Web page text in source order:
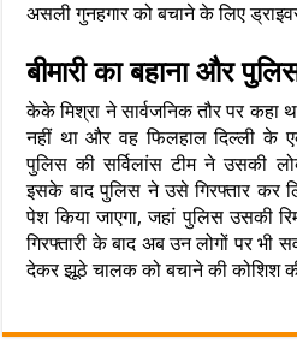
असली गुनहगार को बचाने के लिए
बीमारी का बहाना और
केके मिश्रा ने सार्वजनिक तौर पर कहा
नहीं था और वह फिलहाल दिल्ली के
पुलिस की सर्विलांस टीम ने उसकी
इसके बाद पुलिस ने उसे गिरफ्तार कर
पेश किया जाएगा, जहां पुलिस उसकी
गिरफ्तारी के बाद अब उन लोगों पर भी
देकर झूठे चालक को बचाने की कोशिश